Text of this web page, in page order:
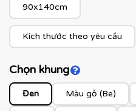
90x140cm
Kích thước theo yêu cầu
Chọn khungClick để xem
Đen Màu gỗ (Be)